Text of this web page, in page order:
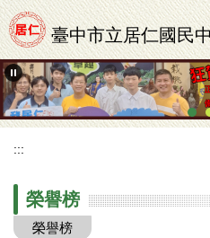
跳
到
主
要
內
容
區
臺中市立居仁國民
:::
榮譽榜
榮譽榜